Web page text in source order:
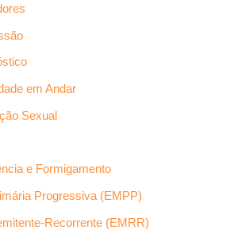
em Andar
Sexual
e Formigamento
Progressiva (EMPP)
Recorrente (EMRR)